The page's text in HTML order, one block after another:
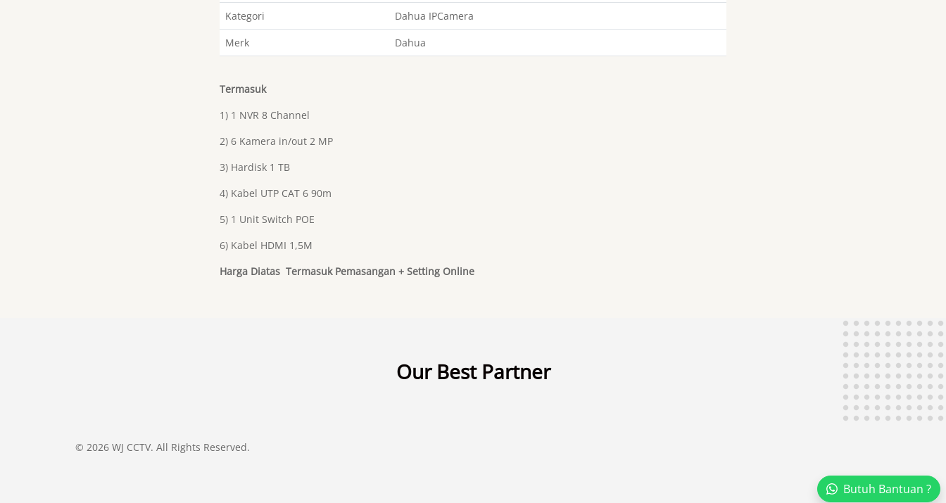
Kategori
Dahua IPCamera
Merk
Dahua
Termasuk
1) 1 NVR 8 Channel
2) 6 Kamera in/out 2 MP
3) Hardisk 1 TB
4) Kabel UTP CAT 6 90m
5) 1 Unit Switch POE
6) Kabel HDMI 1,5M
Harga Diatas Termasuk Pemasangan + Setting Online
Our Best Partner
© 2026 WJ CCTV. All Rights Reserved.
Butuh Bantuan ?